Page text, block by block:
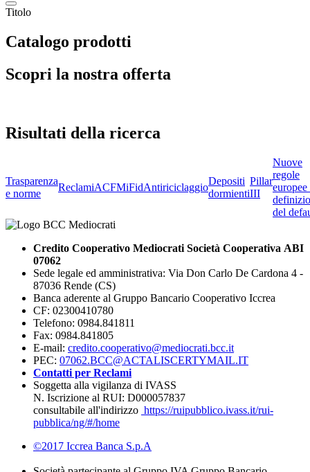
Titolo
Catalogo prodotti
Scopri la nostra offerta
Risultati della ricerca
Trasparenza
e norme
ReclamiACFMiFidAntiriciclaggio
Depositi
dormienti
Pillar
III
Nuove
regole
del
Credito Cooperativo Mediocrati Società Cooperativa ABI
07062
Sede legale ed amministrativa: Via Don Carlo De Cardona 4 -
87036 Rende (CS)
Banca aderente al Gruppo Bancario Cooperativo Iccrea
CF: 02300410780
Telefono: 0984.841811
Fax: 0984.841805
E-mail: credito.cooperativo@mediocrati.bcc.it
PEC: 07062.BCC@ACTALISCERTYMAIL.IT
Contatti per Reclami
Soggetta alla vigilanza di IVASS
N. Iscrizione al RUI: D000057837
consultabile all'indirizzo https://ruipubblico.ivass.it/rui-
pubblica/ng/#/home
©2017 Iccrea Banca S.p.A